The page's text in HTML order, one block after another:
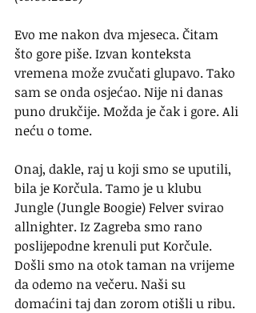
Evo me nakon dva mjeseca. Čitam
što gore piše. Izvan konteksta
vremena može zvučati glupavo. Tako
sam se onda osjećao. Nije ni danas
puno drukčije. Možda je čak i gore. Ali
neću o tome.
Onaj, dakle, raj u koji smo se uputili,
bila je Korčula. Tamo je u klubu
Jungle (Jungle Boogie) Felver svirao
allnighter. Iz Zagreba smo rano
poslijepodne krenuli put Korčule.
Došli smo na otok taman na vrijeme
da odemo na večeru. Naši su
domaćini taj dan zorom otišli u ribu.